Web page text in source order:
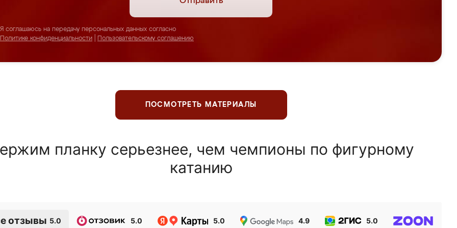
Я соглашаюсь на передачу персональных данных согласно
Политике конфиденциальности
Пользовательскому соглашению
ПОСМОТРЕТЬ МАТЕРИАЛЫ
планку серьезнее, чем чемпионы по фигурному
катанию
отзывы 5.0 5.0 5.0 4.9 5.0